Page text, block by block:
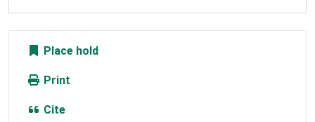
Place hold
Print
Cite